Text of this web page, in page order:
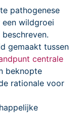
pathogenese
een wildgroei
gemaakt tussen
centrale
beknopte
rationale voor